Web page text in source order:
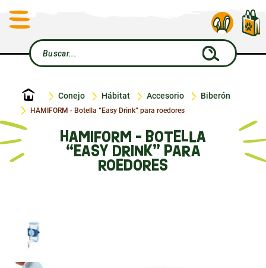
Inicio Conejo Hábitat Accesorio Biberón
HAMIFORM - Botella “Easy Drink” para roedores
HAMIFORM - BOTELLA
“EASY DRINK” PARA
ROEDORES